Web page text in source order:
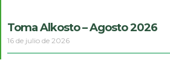
Toma Alkosto – Agosto 2026
16 de julio de 2026